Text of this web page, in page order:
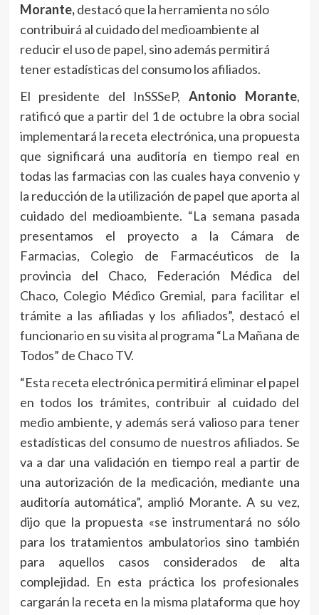
Morante,destacó que la herramienta no sólo
contribuirá al cuidado del medioambiente al
reducir el uso de papel, sino además permitirá
tener estadísticas del consumo los afiliados.
El presidente del InSSSeP, Antonio Morante,
ratificó que a partir del 1 de octubre la obra social
implementará la receta electrónica, una propuesta
que significará una auditoría en tiempo real en
todas las farmacias con las cuales haya convenio y
la reducción de la utilización de papel que aporta al
cuidado del medioambiente. “La semana pasada
presentamos el proyecto a la Cámara de
Farmacias, Colegio de Farmacéuticos de la
provincia del Chaco, Federación Médica del
Chaco, Colegio Médico Gremial, para facilitar el
trámite a las afiliadas y los afiliados”, destacó el
funcionario en su visita al programa “La Mañana de
Todos” de Chaco TV.
“Esta receta electrónica permitirá eliminar el papel
en todos los trámites, contribuir al cuidado del
medio ambiente, y además será valioso para tener
estadísticas del consumo de nuestros afiliados. Se
va a dar una validación en tiempo real a partir de
una autorización de la medicación, mediante una
auditoría automática”, amplió Morante. A su vez,
dijo que la propuesta «se instrumentará no sólo
para los tratamientos ambulatorios sino también
para aquellos casos considerados de alta
complejidad. En esta práctica los profesionales
cargarán la receta en la misma plataforma que hoy